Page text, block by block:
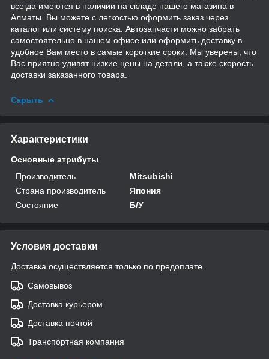
всегда имеются в наличии на складе нашего магазина в
Алматы. Вы можете с легкостью оформить заказ через
каталог или систему поиска. Автозапчасти можно забрать
самостоятельно в нашем офисе или оформить доставку в
удобное Вам место в самые короткие сроки. Мы уверены, что
Вас приятно удивят низкие цены на детали, а также скорость
доставки заказанного товара.
Скрыть
Характеристики
Основные атрибуты
Производитель
Mitsubishi
Страна производитель
Япония
Состояние
Б/У
Условия доставки
Доставка осуществляется только по предоплате.
Самовывоз
Доставка курьером
Доставка почтой
Транспортная компания